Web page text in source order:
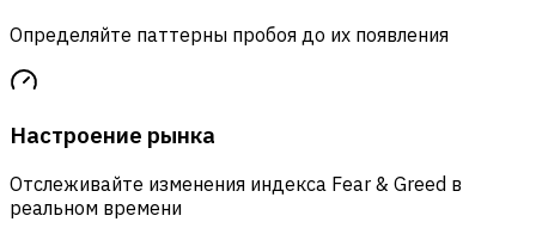
Определяйте паттерны пробоя до их появления
Настроение рынка
Отслеживайте изменения индекса Fear & Greed в
реальном времени